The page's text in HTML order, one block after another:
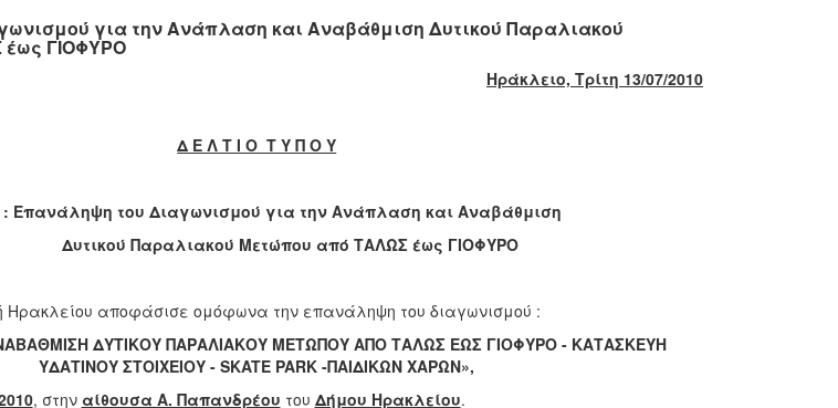
για την Ανάπλαση και Αναβάθμιση Δυτικού Παραλιακού
ΓΙΟΦΥΡΟ
Ηράκλειο, Τρίτη 13/07/2010
Δ Ε Λ Τ Ι Ο Τ Υ Π Ο Υ
Επανάληψη του Διαγωνισμού για την Ανάπλαση και Αναβάθμιση
Δυτικού Παραλιακού Μετώπου από ΤΑΛΩΣ έως ΓΙΟΦΥΡΟ
Ηρακλείου αποφάσισε ομόφωνα την επανάληψη του διαγωνισμού :
ΔΥΤΙΚΟΥ ΠΑΡΑΛΙΑΚΟΥ ΜΕΤΩΠΟΥ ΑΠΟ ΤΑΛΩΣ ΕΩΣ ΓΙΟΦΥΡΟ - ΚΑΤΑΣΚΕΥΗ
ΥΔΑΤΙΝΟΥ ΣΤΟΙΧΕΙΟΥ -SKATE PARK -ΠΑΙΔΙΚΩΝ ΧΑΡΩΝ»,
, στην αίθουσα Α. Παπανδρέου του Δήμου Ηρακλείου.